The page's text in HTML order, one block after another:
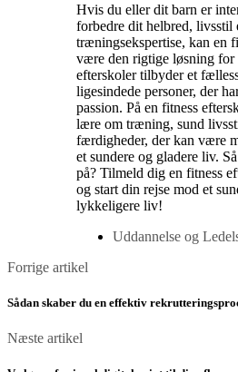
Hvis du eller dit barn er
forbedre dit helbred, livsstil
træningsekspertise, kan en
være den rigtige løsning for
efterskoler tilbyder et
ligesindede personer, der
passion. På en fitness
lære om træning, sund
færdigheder, der kan være
et sundere og gladere liv.
på? Tilmeld dig en fitness
og start din rejse mod et
lykkeligere liv!
Uddannelse og
Posts
navigation
Forrige artikel
Sådan skaber du en effektiv
Næste artikel